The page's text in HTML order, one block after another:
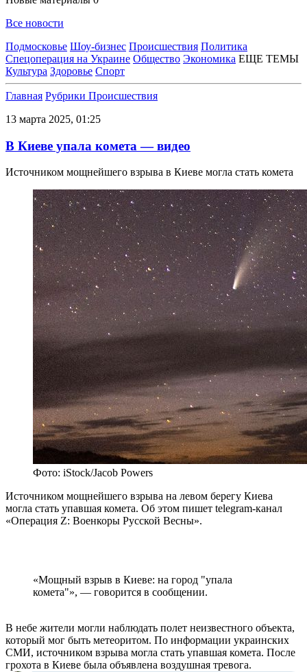
Все новости
Подмосковье Шоу-бизнес Происшествия Политика
Спецоперация на Украине Общество Экономика ЕЩЕ ТЕМЫ
Культура Здоровье Спорт
Главная Рубрики Происшествия
13 марта 2025, 01:25
В Киеве упала комета — видео
Источником мощнейшего взрыва в Киеве могла стать комета
Фото: iStock/Jacob Powers
Источником мощнейшего взрыва на левом берегу Киева
могла стать упавшая комета. Об этом пишет telegram-канал
«Операция Z: Военкоры Русской Весны».
«Мощный взрыв в Киеве: на город "упала
комета"», — говорится в сообщении.
В небе жители могли наблюдать полет неизвестного объекта,
который мог быть метеоритом. По информации украинских
СМИ, источником взрыва могла стать упавшая комета. После
грохота в Киеве была объявлена воздушная тревога.